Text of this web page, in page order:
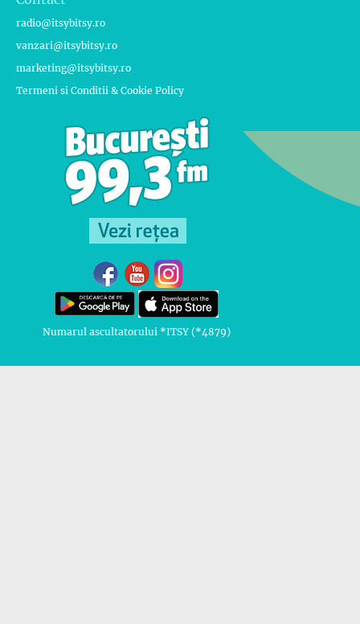
radio@itsybitsy.ro
vanzari@itsybitsy.ro
marketing@itsybitsy.ro
Termeni si Conditii & Cookie Policy
Numarul ascultatorului *ITSY (*4879)